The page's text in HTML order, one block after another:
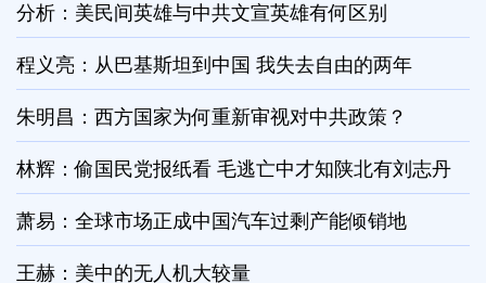
分析：美民间英雄与中共文宣英雄有何区别
程义亮：从巴基斯坦到中国 我失去自由的两年
朱明昌：西方国家为何重新审视对中共政策？
林辉：偷国民党报纸看 毛逃亡中才知陕北有刘志丹
萧易：全球市场正成中国汽车过剩产能倾销地
王赫：美中的无人机大较量